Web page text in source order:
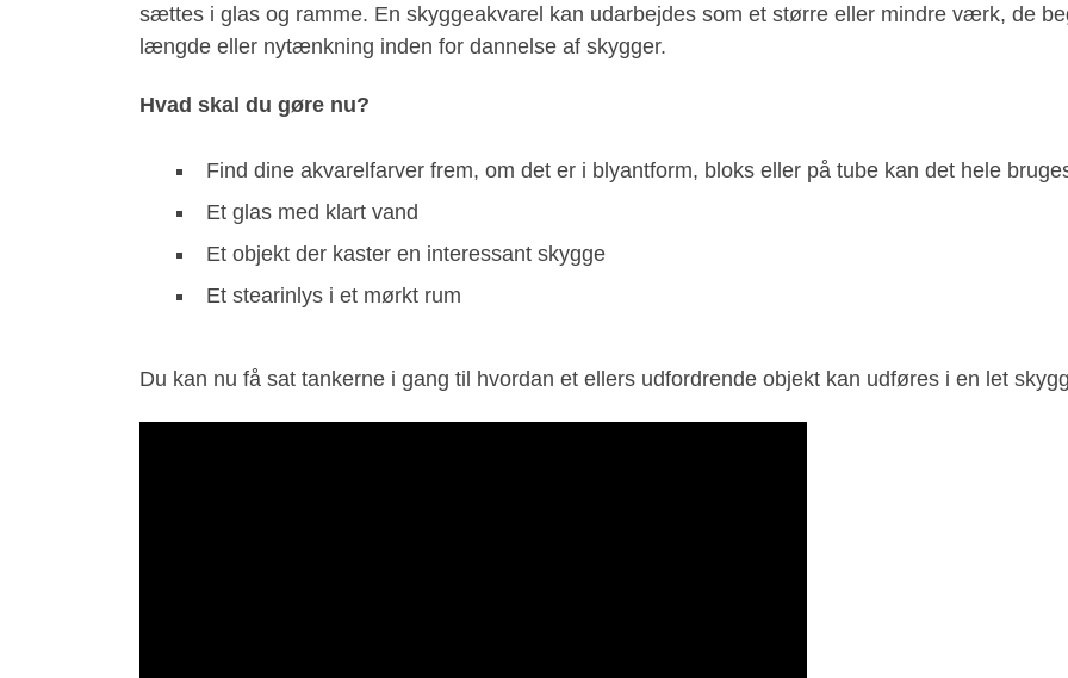
sættes i glas og ramme. En skyggeakvarel kan udarbejdes som et større eller mindre værk, de
længde eller nytænkning inden for dannelse af skygger.
Hvad skal du gøre nu?
Find dine akvarelfarver frem, om det er i blyantform, bloks eller på tube kan det hele
Et glas med klart vand
Et objekt der kaster en interessant skygge
Et stearinlys i et mørkt rum
Du kan nu få sat tankerne i gang til hvordan et ellers udfordrende objekt kan udføres i en let